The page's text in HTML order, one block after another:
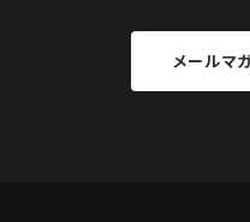
メールマ